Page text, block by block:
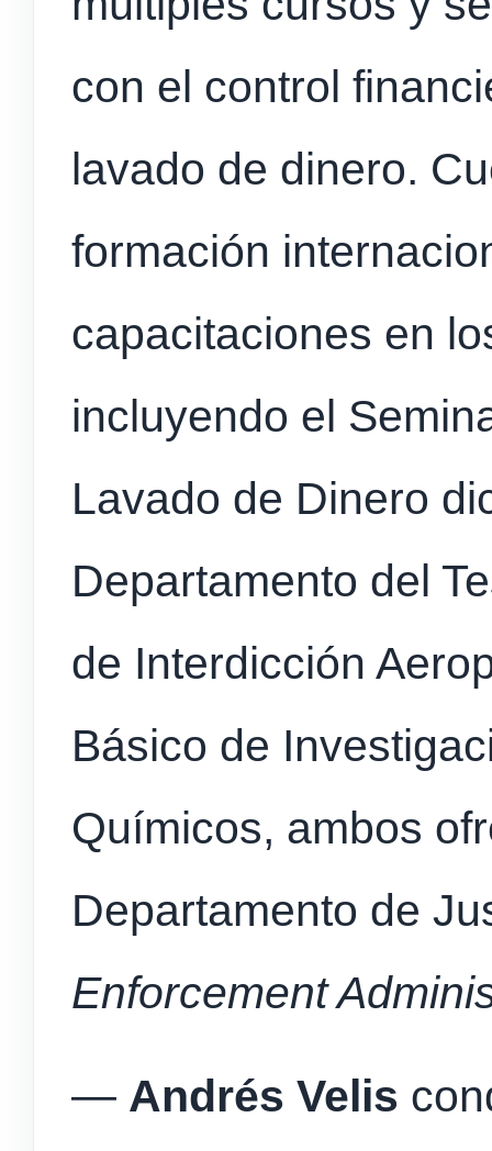
con el control
lavado de dinero.
formación
capacitaciones en
incluyendo el
Lavado de Dinero
Departamento del
de Interdicción
Básico de
Químicos, ambos
Departamento de
Enforcement
— Andrés Velis